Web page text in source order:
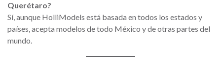
Querétaro?
Sí, aunque HolliModels está basada en todos los estados y
países, acepta modelos de todo México y de otras partes del
mundo.